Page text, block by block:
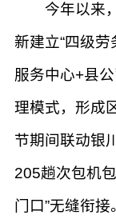
今年以来，
新建立“四级劳
服务中心+县
理模式，形成
节期间联动银
205趟次包机
门口”无缝衔接